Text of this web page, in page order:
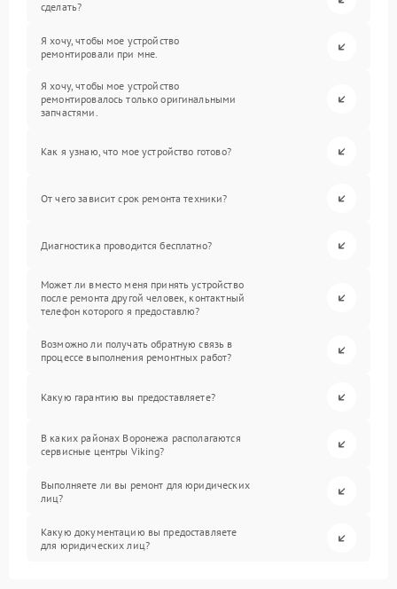
сделать?
Я хочу, чтобы мое устройство
ремонтировали при мне.
Я хочу, чтобы мое устройство
ремонтировалось только оригинальными
запчастями.
Как я узнаю, что мое устройство готово?
От чего зависит срок ремонта техники?
Диагностика проводится бесплатно?
Может ли вместо меня принять устройство
после ремонта другой человек, контактный
телефон которого я предоставлю?
Возможно ли получать обратную связь в
процессе выполнения ремонтных работ?
Какую гарантию вы предоставляете?
В каких районах Воронежа располагаются
сервисные центры Viking?
Выполняете ли вы ремонт для юридических
лиц?
Какую документацию вы предоставляете
для юридических лиц?